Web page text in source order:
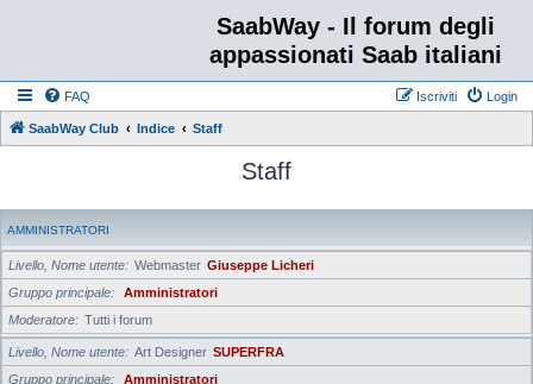
SaabWay - Il forum degli
appassionati Saab italiani
FAQ Login
Iscriviti
SaabWay Club Indice Staff
Staff
AMMINISTRATORI
Livello, Nome utente Webmaster Giuseppe Licheri
Gruppo principale
Amministratori
Moderatore
Tutti i forum
Livello, Nome utente Art Designer SUPERFRA
Gruppo principale
Amministratori